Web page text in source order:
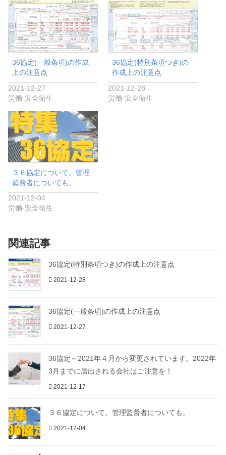
b
o
o
k
36協定(一般条項)の作成
上の注意点
2021-12-27
労働-安全衛生
36協定(特別条項つき)の
作成上の注意点
2021-12-28
労働-安全衛生
３６協定について。管理
監督者についても。
2021-12-04
労働-安全衛生
関連記事
36協定(特別条項つき)の作成上の注意点
2021-12-28
36協定(一般条項)の作成上の注意点
2021-12-27
36協定～2021年４月から変更されています。2022年
3月までに届出される会社はご注意を！
2021-12-17
３６協定について。管理監督者についても。
2021-12-04